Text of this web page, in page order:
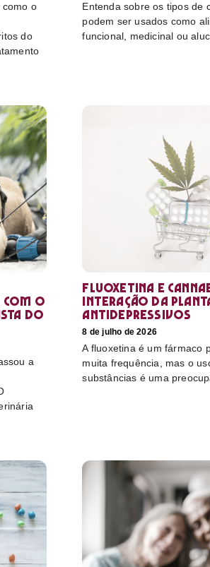
como o
do
Entenda sobre os tipos de
podem ser usados como
funcional, medicinal ou
com o
do
a
Fluoxetina e
interação da
antidepressivos
8 de julho de 2026
A fluoxetina é um fármaco
muita frequência, mas o
substâncias é uma